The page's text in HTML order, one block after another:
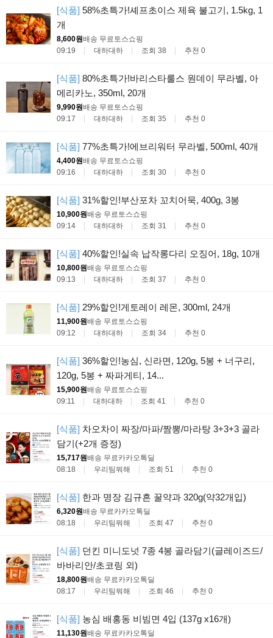
[식품] 58%초특가!셰프초이스 제육 불고기, 1.5kg, 1
개
8,600원배송 무료 토스쇼핑
09:19
대하대하 조회 38 추천 0
[식품] 80%초특가!바리스타룰스 원데이 무라벨, 아
메리카노, 350ml, 20개
9,990원배송 무료 토스쇼핑
09:17
대하대하 조회 35 추천 0
[식품] 77%초특가!에브리워터 무라벨, 500ml, 40개
4,400원배송 무료 토스쇼핑
09:16
대하대하 조회 30 추천 0
[식품] 31%할인!부산포차 꼬치어묵, 400g, 3봉
10,900원배송 무료 토스쇼핑
09:14
대하대하 조회 31 추천 0
[식품] 40%할인!실속 납작롱다리 오징어, 18g, 10개
10,800원배송 무료 토스쇼핑
09:13
대하대하 조회 37 추천 0
[식품] 29%할인!게토레이 레몬, 300ml, 24개
11,900원배송 무료 토스쇼핑
09:12
대하대하 조회 34 추천 0
[식품] 36%할인!농심, 신라면, 120g, 5봉 + 너구리,
120g, 5봉 + 짜파게티, 14...
15,900원배송 무료 토스쇼핑
09:11
대하대하 조회 41 추천 0
[식품] 차오차이 짜장/마파/짬뽕/마라탕 3+3+3 골라
담기(+2개 증정)
15,717원배송 무료 카카오톡딜
08:18
우리팀뭐해 조회 51 추천 0
[식품] 한과 명장 김규흔 꿀약과 320g(약32개입)
6,320원배송 무료 카카오톡딜
08:18
우리팀뭐해 조회 47 추천 0
[식품] 던킨 미니도넛 7종 4봉 골라담기(글레이즈드/
바바리안/초코링 외)
18,800원배송 무료 카카오톡딜
08:17
우리팀뭐해 조회 46 추천 0
[식품] 농심 배홍동 비빔면 4입 (137g x16개)
11,130원배송 무료 카카오톡딜